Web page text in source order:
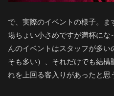
で、実際のイベントの様子。
場ちょい小さめですが満杯に
んのイベントはスタッフが多
そも多い）、それだけでも結
れを上回る客入りがあったと思